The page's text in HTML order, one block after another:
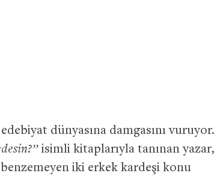
dünyasına damgasını vuruyor.
isimli kitaplarıyla tanınan yazar,
iki erkek kardeşi konu